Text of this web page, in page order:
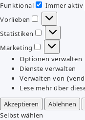
Funktional
Funktional
Immer aktiv
Vorlieben
Vorlieben
Statistiken
Statistiken
Marketing
Marketing
Optionen verwalten
Dienste verwalten
Verwalten von
Lese mehr über
Akzeptieren
Ablehnen
Selbst wählen